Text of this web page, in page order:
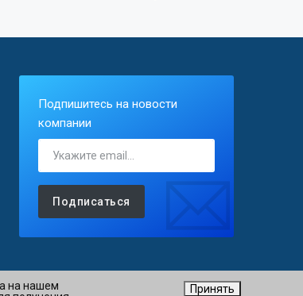
Подпишитесь на новости
компании
Подписаться
на нашем
Принять